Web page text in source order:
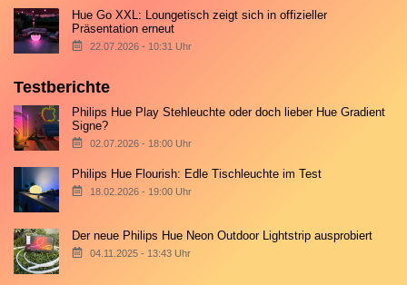
Hue Go XXL: Loungetisch zeigt sich in offizieller
Präsentation erneut
22.07.2026 - 10:31 Uhr
Testberichte
Philips Hue Play Stehleuchte oder doch lieber Hue Gradient
Signe?
02.07.2026 - 18:00 Uhr
Philips Hue Flourish: Edle Tischleuchte im Test
18.02.2026 - 19:00 Uhr
Der neue Philips Hue Neon Outdoor Lightstrip ausprobiert
04.11.2025 - 13:43 Uhr